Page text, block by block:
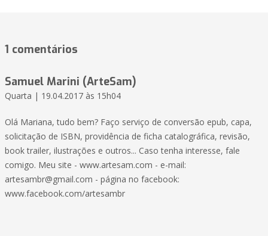
1 comentários
Samuel Marini (ArteSam)
Quarta | 19.04.2017 às 15h04
Olá Mariana, tudo bem? Faço serviço de conversão epub, capa,
solicitação de ISBN, providência de ficha catalográfica, revisão,
book trailer, ilustrações e outros... Caso tenha interesse, fale
comigo. Meu site - www.artesam.com - e-mail:
artesambr@gmail.com - página no facebook:
www.facebook.com/artesambr